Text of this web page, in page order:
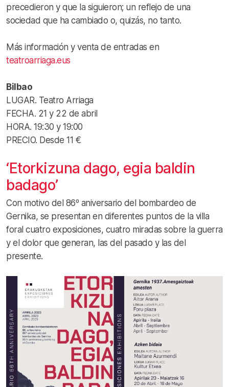
precedieron y que la siguieron; un reflejo de una
sociedad que ha cambiado o, quizás, no tanto.
Más información y venta de entradas en
teatroarriaga.eus
Bilbao
LUGAR. Teatro Arriaga
FECHA. 21 y 22 de abril
HORA. 19:30 y 19:00
PRECIO. Desde 11 €
‘Etorkizuna dago, egia baldin
badago’
Con motivo del 86º aniversario del bombardeo de
Gernika, se presentan en diferentes puntos de la villa
foral cuatro exposiciones, cuatro miradas sobre la guerra
y el dolor que generan, las del pasado y las del
presente.